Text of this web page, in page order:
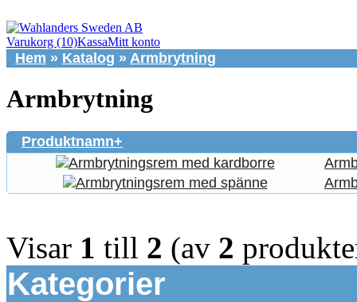
Varukorg (10)KassaMitt konto
Hem » Katalog » Armbrytning
Armbrytning
Produktnamn+
Visar 1 till 2 (av 2
Kategorier